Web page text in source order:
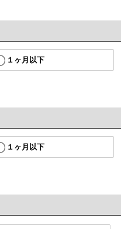
１ヶ月以下
１ヶ月以下